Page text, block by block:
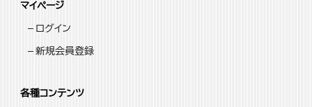
マイページ
ログイン
新規会員登録
各種コンテンツ